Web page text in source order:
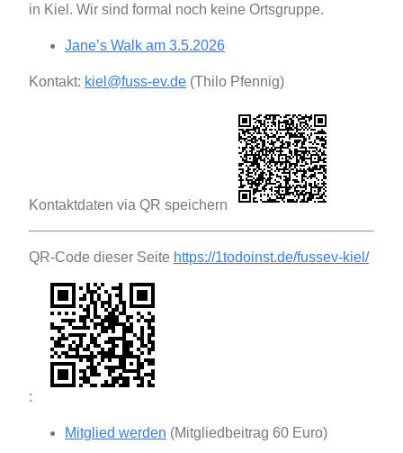
in Kiel. Wir sind formal noch keine Ortsgruppe.
Jane’s Walk am 3.5.2026
Kontakt: kiel@fuss-ev.de (Thilo Pfennig)
Kontaktdaten via QR speichern
QR-Code dieser Seite https://1todoinst.de/fussev-kiel/
:
Mitglied werden (Mitgliedbeitrag 60 Euro)